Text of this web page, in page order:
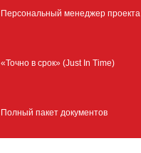
Персональный менеджер проекта
«Точно в срок» (Just In Time)
Полный пакет документов